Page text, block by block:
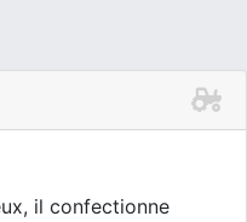
il confectionne